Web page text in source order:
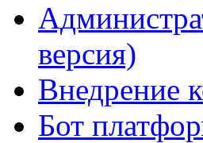
версия)
Внедрение
Бот